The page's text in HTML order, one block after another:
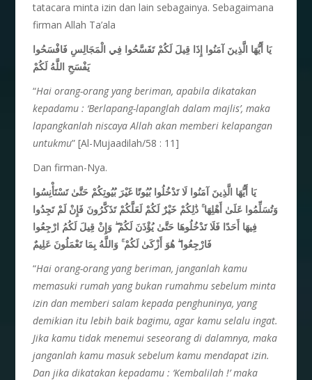
tatacara minta izin dan lain sebagainya. Sebagaimana
firman Allah Ta’ala
يَا أَيُّهَا الَّذِينَ آمَنُوا إِذَا قِيلَ لَكُمْ تَفَسَّحُوا فِي الْمَجَالِسِ فَافْسَحُوا
يَفْسَحِ اللَّهُ لَكُمْ
“Hai orang-orang yang beriman, apabila dikatakan
kepadamu : ‘Berlapang-lapanglah dalam majlis’, maka
lapangkanlah niscaya Allah akan memberi kelapangan
untukmu” [Al-Mujaadilah/58 : 11]
Dan firman-Nya.
يَا أَيُّهَا الَّذِينَ آمَنُوا لَا تَدْخُلُوا بُيُوتًا غَيْرَ بُيُوتِكُمْ حَتَّىٰ تَسْتَأْنِسُوا
وَتُسَلِّمُوا عَلَىٰ أَهْلِهَا ۚ ذَٰلِكُمْ خَيْرٌ لَكُمْ لَعَلَّكُمْ تَذَكَّرُونَ فَإِنْ لَمْ تَجِدُوا
فِيهَا أَحَدًا فَلَا تَدْخُلُوهَا حَتَّىٰ يُؤْذَنَ لَكُمْ ۖ وَإِنْ قِيلَ لَكُمُ ارْجِعُوا
فَارْجِعُوا ۖ هُوَ أَزْكَىٰ لَكُمْ ۚ وَاللَّهُ بِمَا تَعْمَلُونَ عَلِيمٌ
“Hai orang-orang yang beriman, janganlah kamu
memasuki rumah yang bukan rumahmu sebelum minta
izin dan memberi salam kepada penghuninya, yang
demikian itu lebih baik bagimu, agar kamu selalu ingat.
Jika kamu tidak menemui seseorang di dalamnya, maka
janganlah kamu masuk sebelum kamu mendapat izin.
Dan jika dikatakan kepadamu : ‘Kembalilah !’ maka